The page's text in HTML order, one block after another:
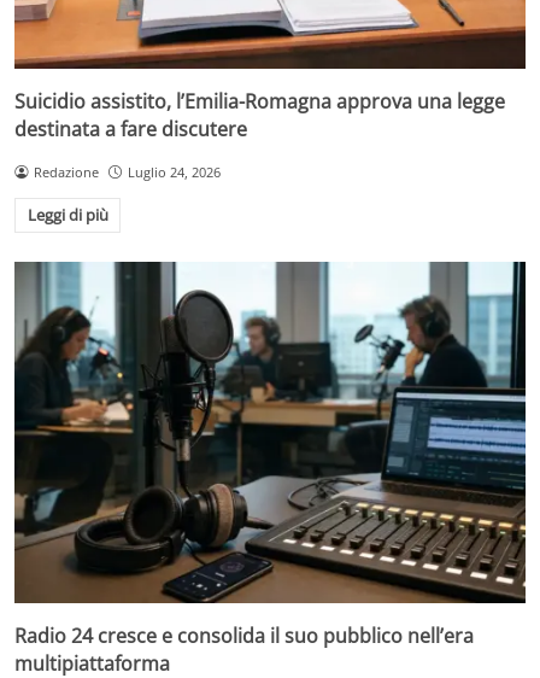
Suicidio assistito, l’Emilia-Romagna approva una legge
destinata a fare discutere
Redazione Luglio 24, 2026
Leggi di più
Radio 24 cresce e consolida il suo pubblico nell’era
multipiattaforma